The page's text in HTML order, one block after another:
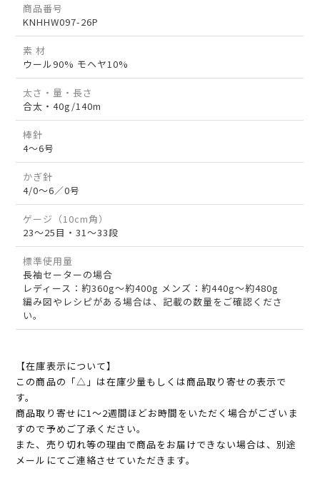
商品番号
KNHHW097-26P
素 材
ウール90% モヘヤ10%
太さ・量・長さ
合太・40g/140m
棒針
4～6号
かぎ針
4/0～6／0号
ゲージ（10cm角）
23～25目・31～33段
標準使用量
長袖セーターの場合
レディース：約360g～約400g メンズ：約440g～約480g
編み図やレシピがある場合は、記載の数量をご確認くださ
い。
【在庫表示について】
この商品の「△」は在庫少量もしくは商品取り寄せの表示で
す。
商品取り寄せに1～2週間ほどお時間をいただく場合がございま
すので予めご了承ください。
また、売り切れ等の理由で商品をお届けできない場合は、別途
メールにてご連絡させていただきます。